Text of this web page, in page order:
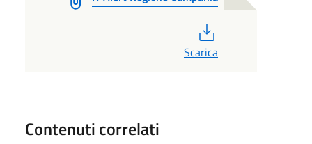
Scarica
Contenuti correlati